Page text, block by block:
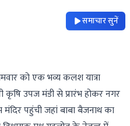
समाचार सुनें
को एक भव्य कलश यात्रा
कृषि उपज मंडी से प्रारंभ होकर नगर
मंदिर पहुंची जहां बाबा बैजनाथ का